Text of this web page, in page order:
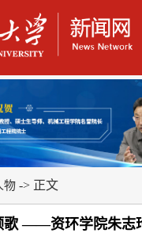
物 -> 正文
歌 ——资环学院朱志